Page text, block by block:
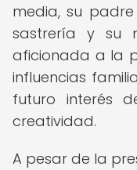
media, su
sastrería y su
aficionada a la
influencias
futuro interés
creatividad.
A pesar de la